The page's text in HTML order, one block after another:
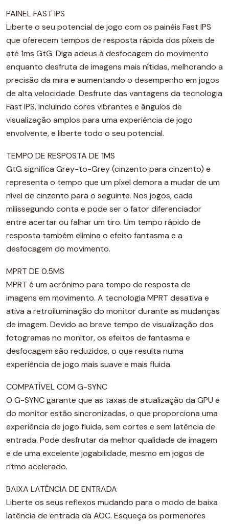
PAINEL FAST IPS
Liberte o seu potencial de jogo com os painéis Fast IPS
que oferecem tempos de resposta rápida dos píxeis de
até 1ms GtG. Diga adeus à desfocagem do movimento
enquanto desfruta de imagens mais nítidas, melhorando a
precisão da mira e aumentando o desempenho em jogos
de alta velocidade. Desfrute das vantagens da tecnologia
Fast IPS, incluindo cores vibrantes e ângulos de
visualização amplos para uma experiência de jogo
envolvente, e liberte todo o seu potencial.
TEMPO DE RESPOSTA DE 1MS
GtG significa Grey-to-Grey (cinzento para cinzento) e
representa o tempo que um píxel demora a mudar de um
nível de cinzento para o seguinte. Nos jogos, cada
milissegundo conta e pode ser o fator diferenciador
entre acertar ou falhar um tiro. Um tempo rápido de
resposta também elimina o efeito fantasma e a
desfocagem do movimento.
MPRT DE 0.5MS
MPRT é um acrónimo para tempo de resposta de
imagens em movimento. A tecnologia MPRT desativa e
ativa a retroiluminação do monitor durante as mudanças
de imagem. Devido ao breve tempo de visualização dos
fotogramas no monitor, os efeitos de fantasma e
desfocagem são reduzidos, o que resulta numa
experiência de jogo mais suave e mais fluida.
COMPATÍVEL COM G-SYNC
O G-SYNC garante que as taxas de atualização da GPU e
do monitor estão sincronizadas, o que proporciona uma
experiência de jogo fluida, sem cortes e sem latência de
entrada. Pode desfrutar da melhor qualidade de imagem
e de uma excelente jogabilidade, mesmo em jogos de
ritmo acelerado.
BAIXA LATÊNCIA DE ENTRADA
Liberte os seus reflexos mudando para o modo de baixa
latência de entrada da AOC. Esqueça os pormenores